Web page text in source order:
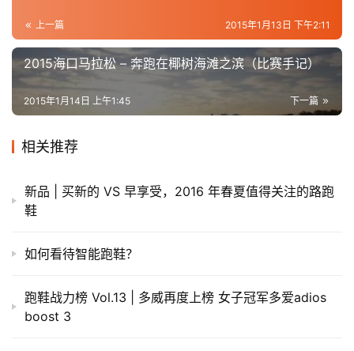
比
赛
察
装
备
训
视
上一篇 2015年1月13日 下午2:11
2015海口马拉松 – 奔跑在椰树海滩之滨（比赛手记）
下一篇
2015年1月14日 上午1:45
相关推荐
新品 | 买新的 VS 早享受，2016 年春夏值得关注的路跑
鞋
如何看待智能跑鞋？
跑鞋战力榜 Vol.13 | 多威再度上榜 女子冠军多爱adios
boost 3